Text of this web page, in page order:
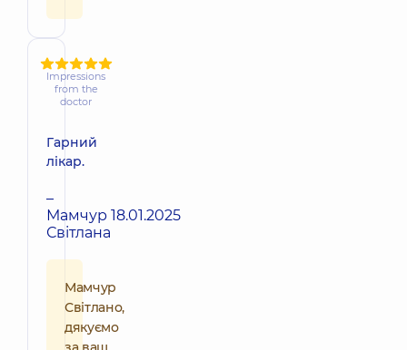
Impressions
from the
doctor
Гарний
лікар.
–
Мамчур
Світлана
18.01.2025
Мамчур
Світлано,
дякуємо